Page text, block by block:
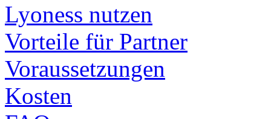
Lyoness nutzen
Vorteile für Partner
Voraussetzungen
Kosten